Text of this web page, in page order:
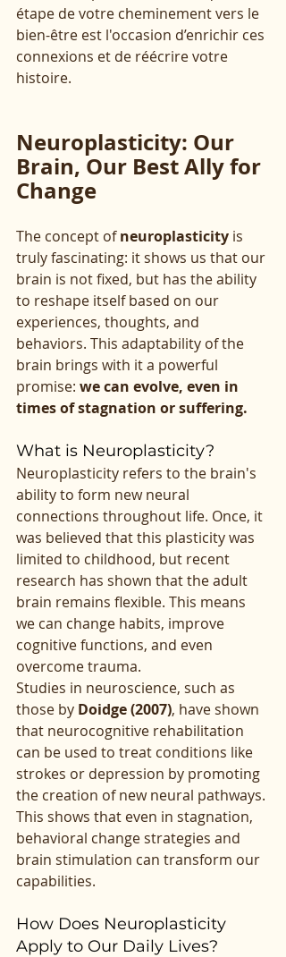
étape de votre cheminement vers le
bien-être est l'occasion d’enrichir ces
connexions et de réécrire votre
histoire.
Neuroplasticity: Our
Brain, Our Best Ally for
Change
The concept of neuroplasticity is
truly fascinating: it shows us that our
brain is not fixed, but has the ability
to reshape itself based on our
experiences, thoughts, and
behaviors. This adaptability of the
brain brings with it a powerful
promise: we can evolve, even in
times of stagnation or suffering.
What is Neuroplasticity?
Neuroplasticity refers to the brain's
ability to form new neural
connections throughout life. Once, it
was believed that this plasticity was
limited to childhood, but recent
research has shown that the adult
brain remains flexible. This means
we can change habits, improve
cognitive functions, and even
overcome trauma.
Studies in neuroscience, such as
those by Doidge (2007), have shown
that neurocognitive rehabilitation
can be used to treat conditions like
strokes or depression by promoting
the creation of new neural pathways.
This shows that even in stagnation,
behavioral change strategies and
brain stimulation can transform our
capabilities.
How Does Neuroplasticity
Apply to Our Daily Lives?